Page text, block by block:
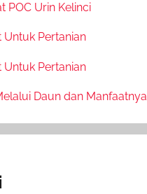
POC Urin Kelinci
Untuk Pertanian
Untuk Pertanian
Daun dan Manfaatnya